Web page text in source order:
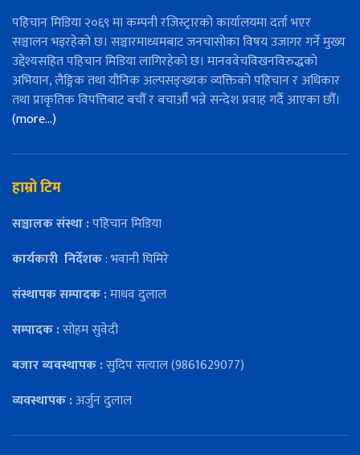
पहिचान मिडिया २०६९ मा कम्पनी रजिस्ट्रारको कार्यालयमा दर्ता भएर
सञ्चालन भइरहेको छ। सञ्चारमाध्यमबाट जनचासोका विषय उजागर गर्ने मुख्य
उद्देश्यसहित पहिचान मिडिया लागिरहेको छ। मानववेचविखनविरुद्धको
अभियान, लैङ्गिक तथा यौनिक अल्पसङ्ख्यक व्यक्तिको पहिचान र अधिकार
तथा प्राकृतिक विपत्तिबाट बचौँ र बचाऔँ भन्ने सन्देश प्रवाह गर्दै आएका छौँ।
(more…)
हाम्रो टिम
सञ्चालक संस्था :पहिचान मिडिया
कार्यकारी निर्देशक: भवानी घिमिरे
संस्थापक सम्पादक :माधव दुलाल
सम्पादक :सोहम सुवेदी
बजार ब्यवस्थापक :सुदिप सत्याल (9861629077)
व्यवस्थापक :अर्जुन दुलाल